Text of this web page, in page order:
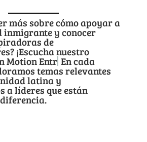
más sobre cómo apoyar a
inmigrante y conocer
de
¡Escucha nuestro
Motion Entrepreneurs
exploramos temas
la comunidad latina y
a líderes que están